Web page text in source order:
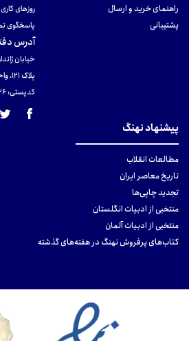
راهنمای خرید و ارسال
پشتیبانی
روزهای کاری از
پاسخگوی
آدرس
خیابان
پلاک 121، واحد ۴.
کدپستی: 131465433۶
پیشنهاد نهنگ
مطالعات انقلاب
تاریخ معاصر ایران
تجدید چاپی‌ها
منتخبی از ادبیات انگلستان
منتخبی از ادبیات آلمان
کتاب‌های پرفروش نهنگ در هفته‌های گذشته